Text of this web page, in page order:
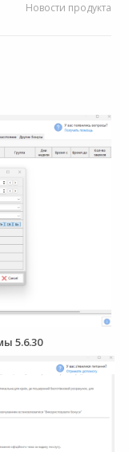
Новости продукта
5.6.30